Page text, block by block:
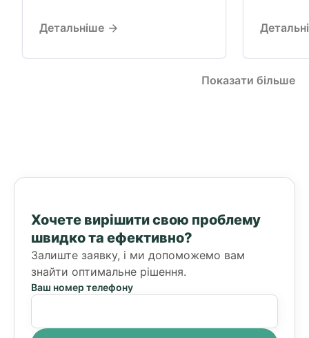
Детальніше
Показати більше
Хочете вирішити свою проблему
швидко та ефективно?
Залиште заявку, і ми допоможемо вам
знайти оптимальне рішення.
Ваш номер телефону